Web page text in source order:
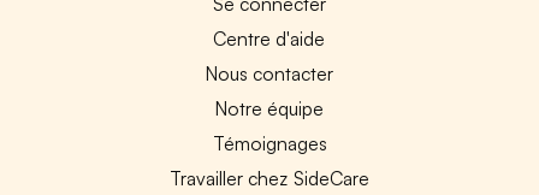
Centre d'aide
Nous contacter
Notre équipe
Témoignages
Travailler chez SideCare